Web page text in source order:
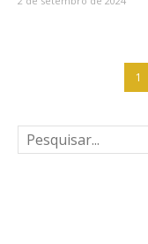
1